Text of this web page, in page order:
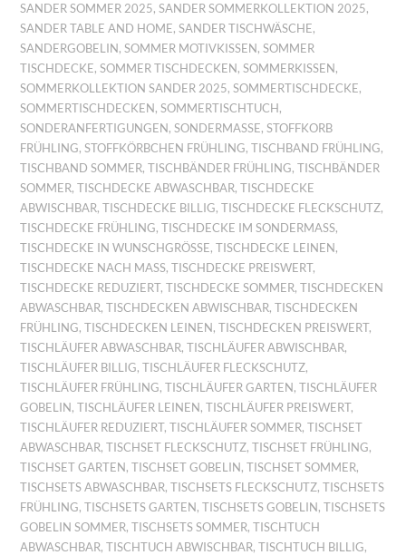
SANDER SOMMER 2025,SANDER SOMMERKOLLEKTION 2025,
SANDER TABLE AND HOME,SANDER TISCHWÄSCHE,
SANDERGOBELIN ,SOMMER MOTIVKISSEN ,SOMMER
TISCHDECKE,SOMMER TISCHDECKEN ,SOMMERKISSEN ,
SOMMERKOLLEKTION SANDER 2025,SOMMERTISCHDECKE,
SOMMERTISCHDECKEN ,SOMMERTISCHTUCH ,
SONDERANFERTIGUNGEN ,SONDERMASSE ,STOFFKORB
FRÜHLING,STOFFKÖRBCHEN FRÜHLING,TISCHBAND FRÜHLING,
TISCHBAND SOMMER,TISCHBÄNDER FRÜHLING,TISCHBÄNDER
SOMMER,TISCHDECKE ABWASCHBAR,TISCHDECKE
ABWISCHBAR,TISCHDECKE BILLIG,TISCHDECKE FLECKSCHUTZ,
TISCHDECKE FRÜHLING,TISCHDECKE IM SONDERMASS ,
TISCHDECKE IN WUNSCHGRÖSSE ,TISCHDECKE LEINEN ,
TISCHDECKE NACH MASS ,TISCHDECKE PREISWERT,
TISCHDECKE REDUZIERT,TISCHDECKE SOMMER,TISCHDECKEN
ABWASCHBAR,TISCHDECKEN ABWISCHBAR,TISCHDECKEN
FRÜHLING,TISCHDECKEN LEINEN ,TISCHDECKEN PREISWERT,
TISCHLÄUFER ABWASCHBAR,TISCHLÄUFER ABWISCHBAR,
TISCHLÄUFER BILLIG,TISCHLÄUFER FLECKSCHUTZ,
TISCHLÄUFER FRÜHLING,TISCHLÄUFER GARTEN ,TISCHLÄUFER
GOBELIN ,TISCHLÄUFER LEINEN ,TISCHLÄUFER PREISWERT,
TISCHLÄUFER REDUZIERT,TISCHLÄUFER SOMMER,TISCHSET
ABWASCHBAR,TISCHSET FLECKSCHUTZ,TISCHSET FRÜHLING,
TISCHSET GARTEN ,TISCHSET GOBELIN ,TISCHSET SOMMER,
TISCHSETS ABWASCHBAR,TISCHSETS FLECKSCHUTZ,TISCHSETS
FRÜHLING,TISCHSETS GARTEN ,TISCHSETS GOBELIN ,TISCHSETS
GOBELIN SOMMER,TISCHSETS SOMMER,TISCHTUCH
ABWASCHBAR,TISCHTUCH ABWISCHBAR,TISCHTUCH BILLIG,